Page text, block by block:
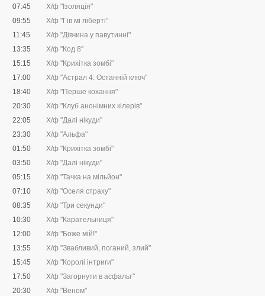
07:45
Х/ф "Ізоляція"
09:55
Х/ф "Гів мі ліберті"
11:45
Х/ф "Дівчина у павутинні"
13:35
Х/ф "Код 8"
15:15
Х/ф "Крихітка зомбі"
17:00
Х/ф "Астрал 4: Останній ключ"
18:40
Х/ф "Перше кохання"
20:30
Х/ф "Клуб анонімних кілерів"
22:05
Х/ф "Далі нікуди"
23:30
Х/ф "Альфа"
01:50
Х/ф "Крихітка зомбі"
03:50
Х/ф "Далі нікуди"
05:15
Х/ф "Тачка на мільйон"
07:10
Х/ф "Оселя страху"
08:35
Х/ф "Три секунди"
10:30
Х/ф "Карательниця"
12:00
Х/ф "Боже мій!"
13:55
Х/ф "Звабливий, поганий, злий"
15:45
Х/ф "Королі інтриги"
17:50
Х/ф "Загорнути в асфальт"
20:30
Х/ф "Веном"